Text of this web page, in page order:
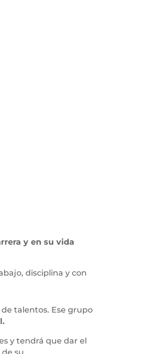
y en su vida
disciplina y con
talentos. Ese grupo
y tendrá que dar el